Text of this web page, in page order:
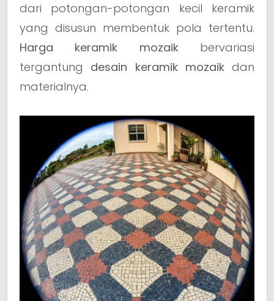
dari potongan-potongan kecil keramik
yang disusun membentuk pola tertentu.
Harga keramik mozaikbervariasi
tergantung desain keramik mozaikdan
materialnya.